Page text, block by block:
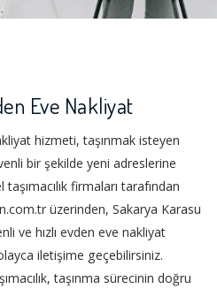
Eve Nakliyat
hizmeti, taşınmak isteyen
bir şekilde yeni adreslerine
firmaları tarafından
üzerinden, Sakarya Karasu
ve hızlı evden eve nakliyat
iletişime geçebilirsiniz.
taşınma sürecinin doğru